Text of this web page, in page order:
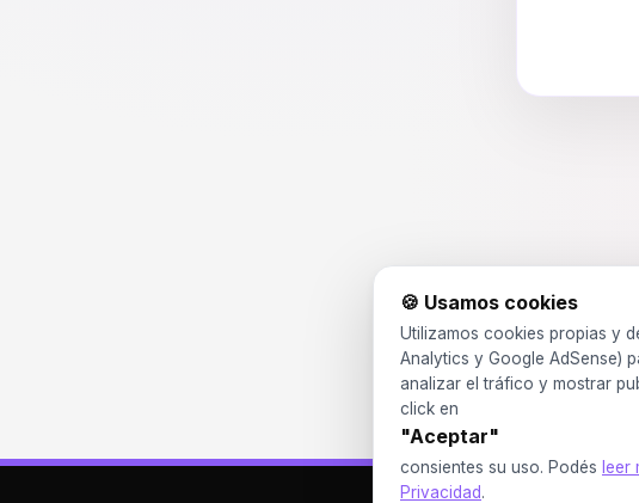
🍪 Usamos cookies
Utilizamos cookies propias y
Analytics y Google AdSense)
analizar el tráfico y mostrar
click en
"Aceptar"
consientes su uso. Podés leer
Privacidad.